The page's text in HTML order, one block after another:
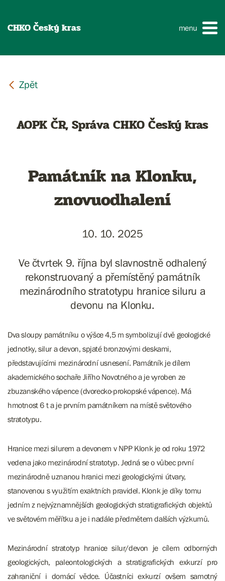
CHKO Český kras menu
AOPK ČR, Správa CHKO Český kras
Památník na Klonku,
znovuodhalení
10. 10. 2025
Ve čtvrtek 9. října byl slavnostně odhalený
rekonstruovaný a přemístěný památník
mezinárodního stratotypu hranice siluru a
devonu na Klonku.
Dva sloupy památníku o výšce 4,5 m symbolizují dvě geologické
jednotky, silur a devon, spjaté bronzovými deskami,
představujícími mezinárodní usnesení. Památník je dílem
akademického sochaře Jiřího Novotného a je vyroben ze
zbuzanského vápence (dvorecko-prokopské vápence). Má
hmotnost 6 t a je prvním památníkem na místě světového
stratotypu.
Hranice mezi silurem a devonem v NPP Klonk je od roku 1972
vedena jako mezinárodní stratotyp. Jedná se o vůbec první
mezinárodně uznanou hranici mezi geologickými útvary,
stanovenou s využitím exaktních pravidel. Klonk je díky tomu
jedním z nejvýznamnějších geologických stratigrafických objektů
ve světovém měřítku a je i nadále předmětem dalších výzkumů.
Mezinárodní stratotyp hranice silur/devon je cílem odborných
geologických, paleontologických a stratigrafických exkurzí pro
zahraniční i domácí vědce. Účastníci exkurzí ovšem samotný